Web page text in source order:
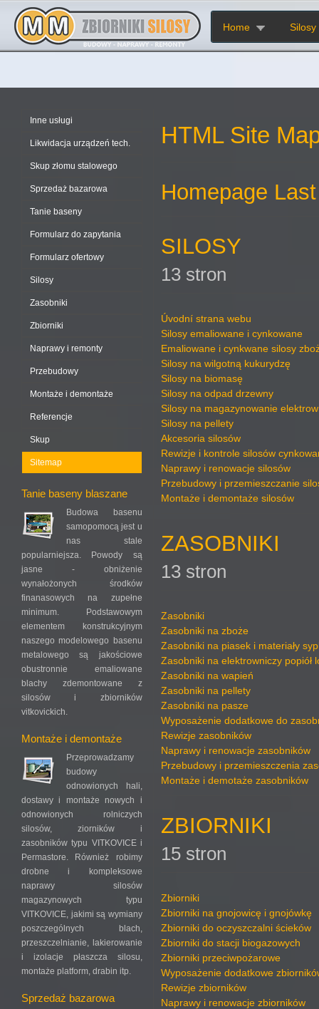
Home Silosy
Inne usługi
Likwidacja urządzeń tech.
Skup złomu stalowego
Sprzedaż bazarowa
Tanie baseny
Formularz do zapytania
Formularz ofertowy
Silosy
Zasobniki
Zbiorniki
Naprawy i remonty
Przebudowy
Montaże i demontaże
Referencje
Skup
Sitemap
Tanie baseny blaszane
Budowa basenu
samopomocą jest u
nas stale
popularniejsza. Powody są
jasne - obniżenie
wynałożonych środków
finanasowych na zupełne
minimum. Podstawowym
elementem konstrukcyjnym
naszego modelowego basenu
metalowego są jakościowe
obustronnie emaliowane
blachy zdemontowane z
silosów i zbiorników
vitkovickich.
Montaże i demontaże
Przeprowadzamy
budowy
odnowionych hali,
dostawy i montaże nowych i
odnowionych rolniczych
silosów, ziorników i
zasobników typu VITKOVICE i
Permastore. Również robimy
drobne i kompleksowe
naprawy silosów
magazynowych typu
VITKOVICE, jakimi są wymiany
poszczególnych blach,
przeszczelnianie, lakierowanie
i izolacje płaszcza silosu,
montaże platform, drabin itp.
Sprzedaż bazarowa
HTML Site
Homepage
SILOSY
13 stron
Úvodní strana webu
Silosy emaliowane i cynkowane
Emaliowane i cynkwane silosy
Silosy na wilgotną kukurydzę
Silosy na biomasę
Silosy na odpad drzewny
Silosy na magazynowanie
Silosy na pellety
Akcesoria silosów
Rewizje i kontrole silosów
Naprawy i renowacje silosów
Przebudowy i przemieszczanie
Montaże i demontaże silosów
ZASOBNIKI
13 stron
Zasobniki
Zasobniki na zboże
Zasobniki na piasek i materiały
Zasobniki na elektrowniczy popiół
Zasobniki na wapień
Zasobniki na pellety
Zasobniki na pasze
Wyposażenie dodatkowe do
Rewizje zasobników
Naprawy i renowacje zasobników
Przebudowy i przemieszczenia
Montaże i demotaże zasobników
ZBIORNIKI
15 stron
Zbiorniki
Zbiorniki na gnojowicę i gnojówkę
Zbiorniki do oczyszczalni ścieków
Zbiorniki do stacji biogazowych
Zbiorniki przeciwpożarowe
Wyposażenie dodatkowe
Rewizje zbiorników
Naprawy i renowacje zbiorników